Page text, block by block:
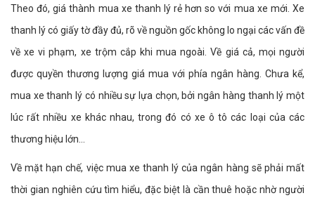
Theo đó, giá thành mua xe thanh lý rẻ hơn so với mua xe mới. Xe
thanh lý có giấy tờ đầy đủ, rõ về nguồn gốc không lo ngại các vấn đề
về xe vi phạm, xe trộm cắp khi mua ngoài. Về giá cả, mọi người
được quyền thương lượng giá mua với phía ngân hàng. Chưa kể,
mua xe thanh lý có nhiều sự lựa chọn, bởi ngân hàng thanh lý một
lúc rất nhiều xe khác nhau, trong đó có xe ô tô các loại của các
thương hiệu lớn…
Về mặt hạn chế, việc mua xe thanh lý của ngân hàng sẽ phải mất
thời gian nghiên cứu tìm hiểu, đặc biệt là cần thuê hoặc nhờ người